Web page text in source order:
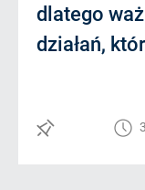
dlatego
działań,